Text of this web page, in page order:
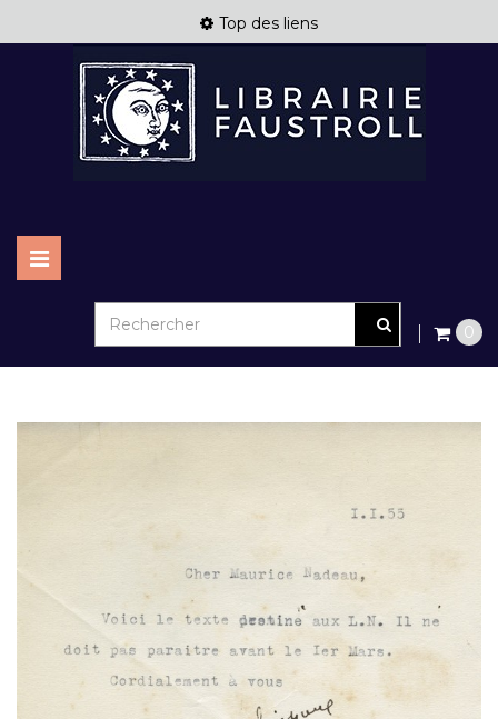
Top des liens
Basculer
la
navigation
0